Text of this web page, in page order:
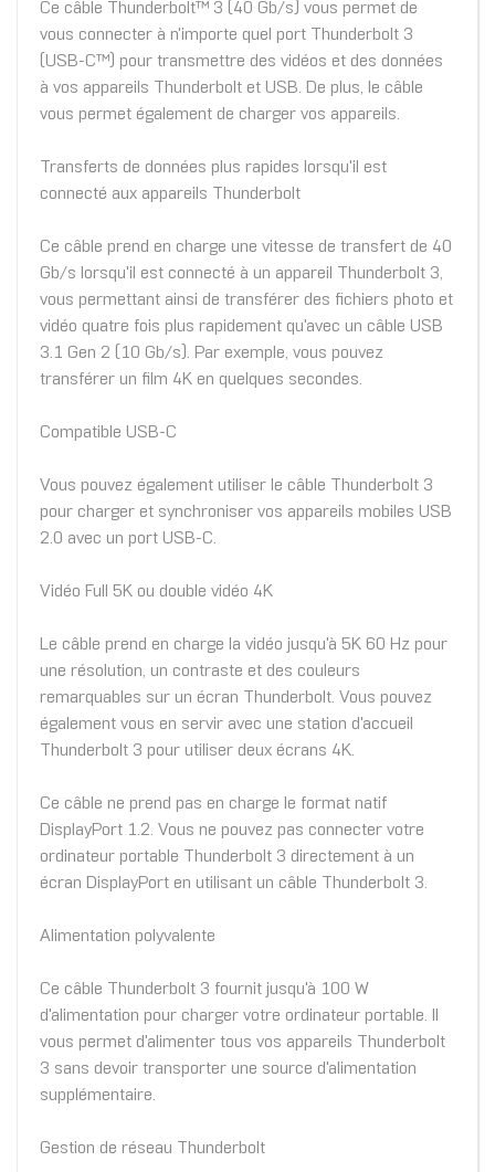
Ce câble Thunderbolt™ 3 (40 Gb/s) vous permet de
vous connecter à n'importe quel port Thunderbolt 3
(USB-C™) pour transmettre des vidéos et des données
à vos appareils Thunderbolt et USB. De plus, le câble
vous permet également de charger vos appareils.
Transferts de données plus rapides lorsqu'il est
connecté aux appareils Thunderbolt
Ce câble prend en charge une vitesse de transfert de 40
Gb/s lorsqu'il est connecté à un appareil Thunderbolt 3,
vous permettant ainsi de transférer des fichiers photo et
vidéo quatre fois plus rapidement qu'avec un câble USB
3.1 Gen 2 (10 Gb/s). Par exemple, vous pouvez
transférer un film 4K en quelques secondes.
Compatible USB-C
Vous pouvez également utiliser le câble Thunderbolt 3
pour charger et synchroniser vos appareils mobiles USB
2.0 avec un port USB-C.
Vidéo Full 5K ou double vidéo 4K
Le câble prend en charge la vidéo jusqu'à 5K 60 Hz pour
une résolution, un contraste et des couleurs
remarquables sur un écran Thunderbolt. Vous pouvez
également vous en servir avec une station d'accueil
Thunderbolt 3 pour utiliser deux écrans 4K.
Ce câble ne prend pas en charge le format natif
DisplayPort 1.2. Vous ne pouvez pas connecter votre
ordinateur portable Thunderbolt 3 directement à un
écran DisplayPort en utilisant un câble Thunderbolt 3.
Alimentation polyvalente
Ce câble Thunderbolt 3 fournit jusqu'à 100 W
d'alimentation pour charger votre ordinateur portable. Il
vous permet d'alimenter tous vos appareils Thunderbolt
3 sans devoir transporter une source d'alimentation
supplémentaire.
Gestion de réseau Thunderbolt